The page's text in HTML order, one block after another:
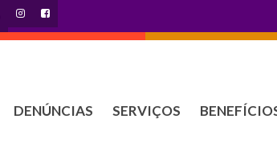
DENÚNCIAS SERVIÇOS